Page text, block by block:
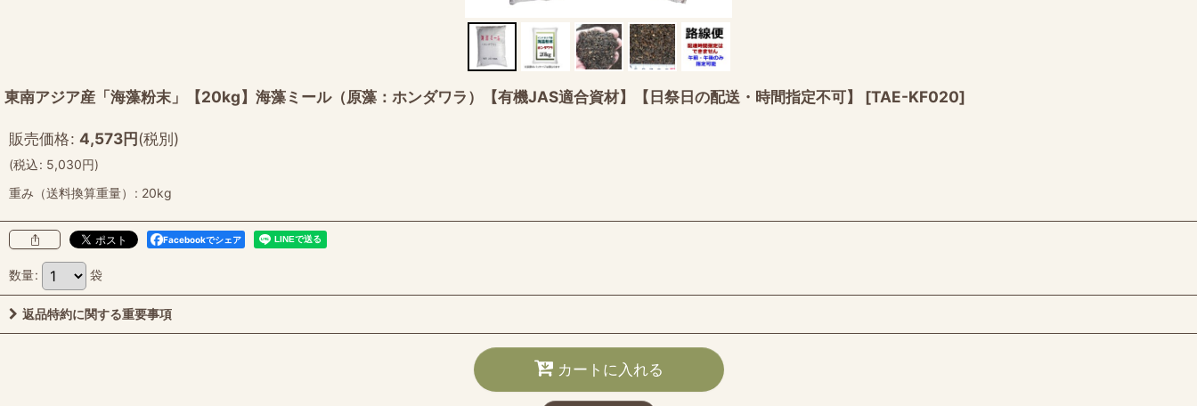
東南アジア産「海藻粉末」【20kg】海藻ミール（原藻：ホンダワラ）【有機JAS適合資材】【日祭日の配送・時間指定不可】 [TAE-KF020]
販売価格: 4,573円(税別)
(税込: 5,030円)
重み（送料換算重量）
: 20kg
Facebookでシェア
数量: 袋
返品特約に関する重要事項
カートに入れる